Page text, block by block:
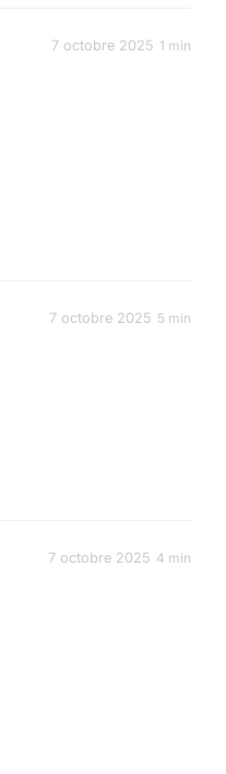
7 octobre 2025 1 min
7 octobre 2025 5 min
7 octobre 2025 4 min